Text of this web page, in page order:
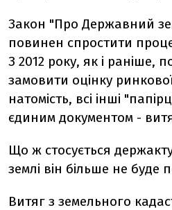
Закон "Про Державний
повинен спростити
З 2012 року, як і раніше,
замовити оцінку
натомість, всі інші
єдиним документом -
Що ж стосується
землі він більше не буде
Витяг з земельного